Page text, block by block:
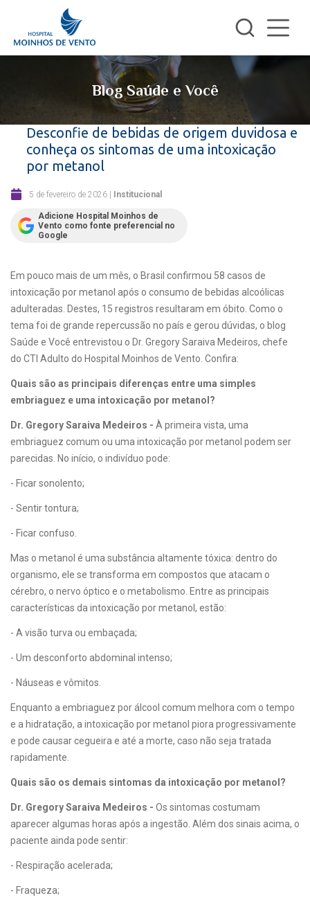
Blog Saúde e Você
Desconfie de bebidas de origem duvidosa e
conheça os sintomas de uma intoxicação
por metanol
5 de fevereiro de 2026 | Institucional
Adicione Hospital Moinhos de
Vento como fonte preferencial no
Google
Em pouco mais de um mês, o Brasil confirmou 58 casos de
intoxicação por metanol após o consumo de bebidas alcoólicas
adulteradas. Destes, 15 registros resultaram em óbito. Como o
tema foi de grande repercussão no país e gerou dúvidas, o blog
Saúde e Você entrevistou o Dr. Gregory Saraiva Medeiros, chefe
do CTI Adulto do Hospital Moinhos de Vento. Confira:
Quais são as principais diferenças entre uma simples
embriaguez e uma intoxicação por metanol?
Dr. Gregory Saraiva Medeiros - À primeira vista, uma
embriaguez comum ou uma intoxicação por metanol podem ser
parecidas. No início, o indivíduo pode:
- Ficar sonolento;
- Sentir tontura;
- Ficar confuso.
Mas o metanol é uma substância altamente tóxica: dentro do
organismo, ele se transforma em compostos que atacam o
cérebro, o nervo óptico e o metabolismo. Entre as principais
características da intoxicação por metanol, estão:
- A visão turva ou embaçada;
- Um desconforto abdominal intenso;
- Náuseas e vômitos.
Enquanto a embriaguez por álcool comum melhora com o tempo
e a hidratação, a intoxicação por metanol piora progressivamente
e pode causar cegueira e até a morte, caso não seja tratada
rapidamente.
Quais são os demais sintomas da intoxicação por metanol?
Dr. Gregory Saraiva Medeiros - Os sintomas costumam
aparecer algumas horas após a ingestão. Além dos sinais acima, o
paciente ainda pode sentir:
- Respiração acelerada;
- Fraqueza;